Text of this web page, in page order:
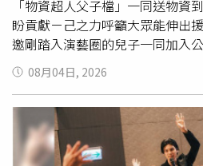
內容，台中地檢署表示，無法確
仍由檢察官持續偵辦，相關偵查
明，後續將視蒐證結果釐清相關
「物資超人父子檔」一同送物資
盼貢獻ㄧ己之力呼籲大眾能伸出
邀剛踏入演藝圈的兒子一同加入
的兒子親眼看見台灣角落的真實
命教育與愛心傳承；看到兒子欣
乾欣慰表示：「兒子其實比我還
場主動捲起衣袖幫忙，覺得兒子
對目前老年化社會及嚴重獨老及
題，郭子乾坦言自己其實早已破
08月04日, 2026